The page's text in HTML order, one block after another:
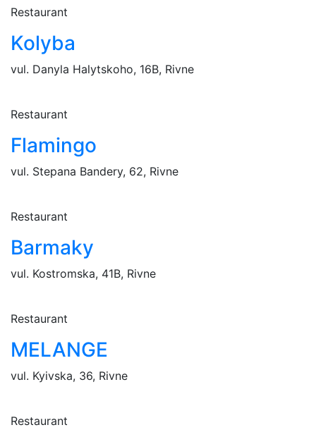
Restaurant
Kolyba
vul. Danyla Halytskoho, 16B, Rivne
Restaurant
Flamingo
vul. Stepana Bandery, 62, Rivne
Restaurant
Barmaky
vul. Kostromska, 41B, Rivne
Restaurant
MELANGE
vul. Kyivska, 36, Rivne
Restaurant